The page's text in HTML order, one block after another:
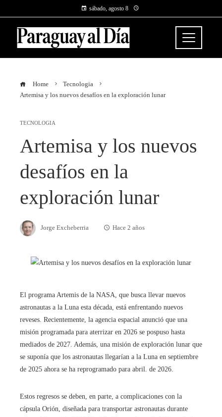
sábado, agosto 8
Home
Tecnologia
Artemisa y los nuevos desafíos en la exploración lunar
TECNOLOGIA
Artemisa y los nuevos
desafíos en la
exploración lunar
Jorge Excheberria Hace 2 años
El programa Artemis de la NASA, que busca llevar nuevos
astronautas a la Luna esta década, está enfrentando nuevos
reveses. Recientemente, la agencia espacial anunció que una
misión programada para aterrizar en 2026 se pospuso hasta
mediados de 2027. Además, una misión de exploración lunar que
se suponía que los astronautas llegarían a la Luna en septiembre
de 2025 ahora se ha reprogramado para abril. de 2026.
Estos regresos se deben, en parte, a complicaciones con la
cápsula Orión, diseñada para transportar astronautas durante